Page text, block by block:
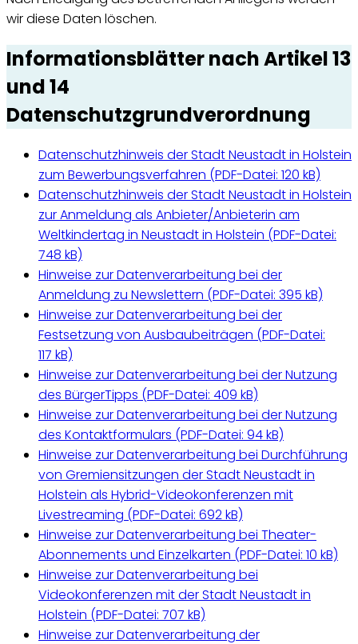
wir diese Daten löschen.
Informationsblätter nach Artikel 13
und 14
Datenschutzgrundverordnung
Datenschutzhinweis der Stadt Neustadt in Holstein
zum Bewerbungsverfahren (PDF-Datei: 120 kB)
Datenschutzhinweis der Stadt Neustadt in Holstein
zur Anmeldung als Anbieter/Anbieterin am
Weltkindertag in Neustadt in Holstein (PDF-Datei:
748 kB)
Hinweise zur Datenverarbeitung bei der
Anmeldung zu Newslettern (PDF-Datei: 395 kB)
Hinweise zur Datenverarbeitung bei der
Festsetzung von Ausbaubeiträgen (PDF-Datei:
117 kB)
Hinweise zur Datenverarbeitung bei der Nutzung
des BürgerTipps (PDF-Datei: 409 kB)
Hinweise zur Datenverarbeitung bei der Nutzung
des Kontaktformulars (PDF-Datei: 94 kB)
Hinweise zur Datenverarbeitung bei Durchführung
von Gremiensitzungen der Stadt Neustadt in
Holstein als Hybrid-Videokonferenzen mit
Livestreaming (PDF-Datei: 692 kB)
Hinweise zur Datenverarbeitung bei Theater-
Abonnements und Einzelkarten (PDF-Datei: 10 kB)
Hinweise zur Datenverarbeitung bei
Videokonferenzen mit der Stadt Neustadt in
Holstein (PDF-Datei: 707 kB)
Hinweise zur Datenverarbeitung der